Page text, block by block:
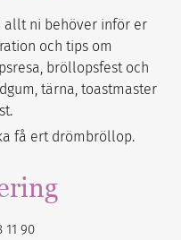
allt ni behöver inför er
och tips om
bröllopsfest och
tärna, toastmaster
få ert drömbröllop.
11 90